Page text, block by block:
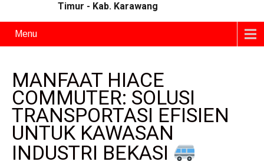
Timur - Kab. Karawang
Menu
MANFAAT HIACE
COMMUTER: SOLUSI
TRANSPORTASI EFISIEN
UNTUK KAWASAN
INDUSTRI BEKASI